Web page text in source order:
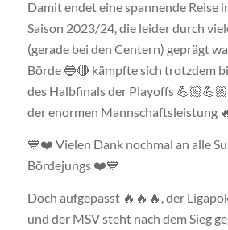
Damit endet eine spannende Reise
Saison 2023/24, die leider durch
(gerade bei den Centern) geprägt
Börde 🔵🔴 kämpfte sich trotzdem
des Halbfinals der Playoffs
der enormen Mannschaftsleistung
💙❤️ Vielen Dank nochmal an alle
Bördejungs ❤️💙
Doch aufgepasst 🔥🔥🔥, der
und der MSV steht nach dem Sieg